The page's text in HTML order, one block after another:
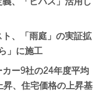
、「雨庭」の実証拡
」に施工
カー9社の24年度平均
、住宅価格の上昇基